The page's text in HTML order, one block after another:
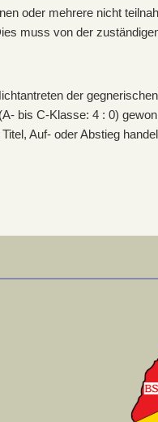
oder mehrere nicht
muss von der
der
bis C-Klasse: 4 : 0)
Auf- oder Abstieg